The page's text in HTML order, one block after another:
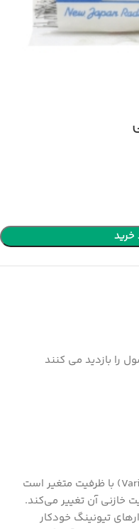
خرید
را بازدید می کنند
دیود 1S2339 یک دیود وری‌کپ (Varicap) با ظرفیت متغیر است
خازنی آن تغییر می‌کند.
تیونینگ خودکار